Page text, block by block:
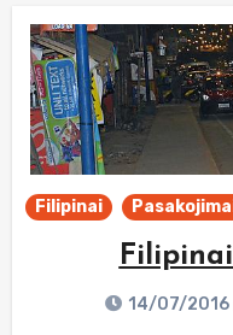
Filipinai
14/07/2016